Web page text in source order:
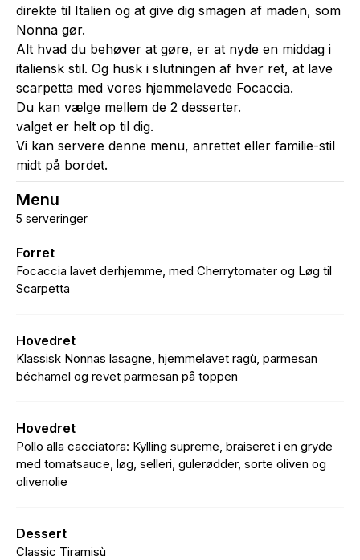
direkte til Italien og at give dig smagen af maden, som
Nonna gør.
Alt hvad du behøver at gøre, er at nyde en middag i
italiensk stil. Og husk i slutningen af hver ret, at lave
scarpetta med vores hjemmelavede Focaccia.
Du kan vælge mellem de 2 desserter.
valget er helt op til dig.
Vi kan servere denne menu, anrettet eller familie-stil
midt på bordet.
Menu
5 serveringer
Forret
Focaccia lavet derhjemme, med Cherrytomater og Løg til
Scarpetta
Hovedret
Klassisk Nonnas lasagne, hjemmelavet ragù, parmesan
béchamel og revet parmesan på toppen
Hovedret
Pollo alla cacciatora: Kylling supreme, braiseret i en gryde
med tomatsauce, løg, selleri, gulerødder, sorte oliven og
olivenolie
Dessert
Classic Tiramisù